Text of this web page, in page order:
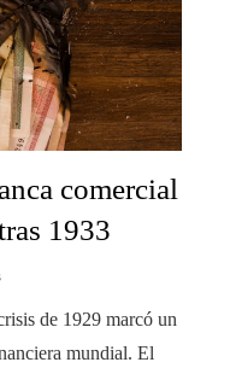
comercial
1933
de 1929 marcó un
mundial. El